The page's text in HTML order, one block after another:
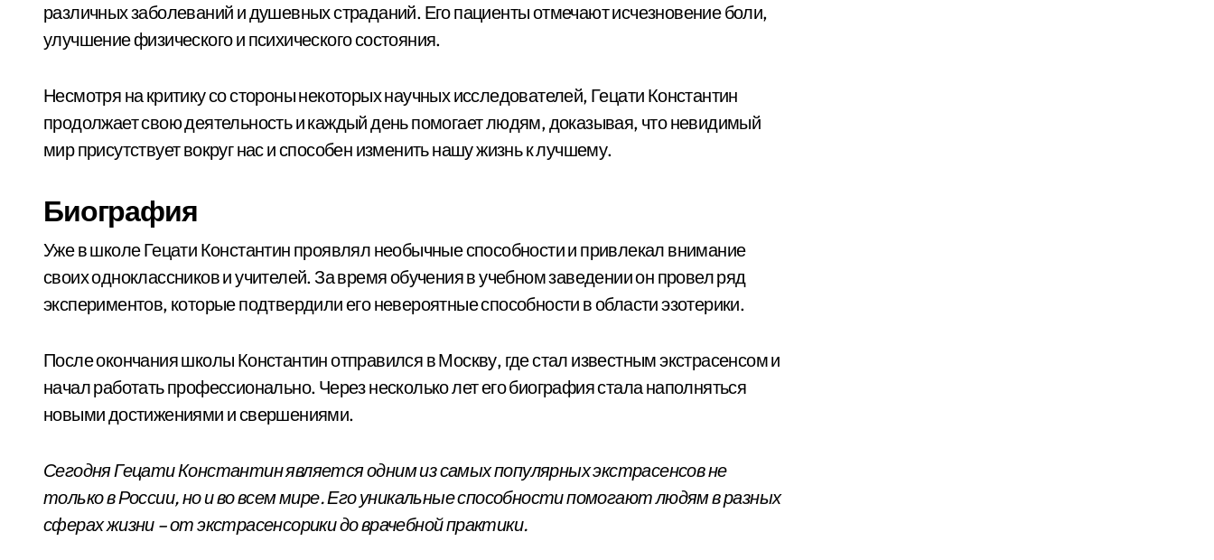
различных заболеваний и душевных страданий. Его пациенты отмечают исчезновение боли,
улучшение физического и психического состояния.
Несмотря на критику со стороны некоторых научных исследователей, Гецати Константин
продолжает свою деятельность и каждый день помогает людям, доказывая, что невидимый
мир присутствует вокруг нас и способен изменить нашу жизнь к лучшему.
Биография
Уже в школе Гецати Константин проявлял необычные способности и привлекал внимание
своих одноклассников и учителей. За время обучения в учебном заведении он провел ряд
экспериментов, которые подтвердили его невероятные способности в области эзотерики.
После окончания школы Константин отправился в Москву, где стал известным экстрасенсом и
начал работать профессионально. Через несколько лет его биография стала наполняться
новыми достижениями и свершениями.
Сегодня Гецати Константин является одним из самых популярных экстрасенсов не
только в России, но и во всем мире. Его уникальные способности помогают людям в разных
сферах жизни – от экстрасенсорики до врачебной практики.